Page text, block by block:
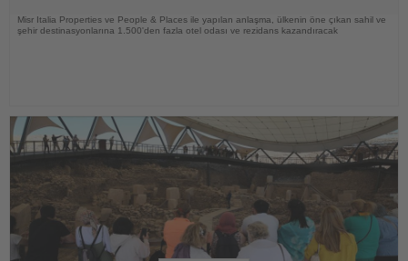
Misr Italia Properties ve People & Places ile yapılan anlaşma, ülkenin öne çıkan sahil ve
şehir destinasyonlarına 1.500'den fazla otel odası ve rezidans kazandıracak